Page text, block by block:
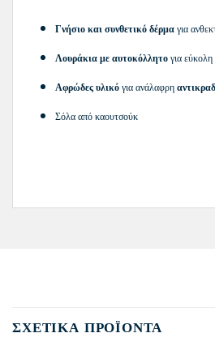
Γνήσιο και συνθετικό δέρμαγια
Λουράκια με αυτοκόλλητογια εύκολη
Αφρώδες υλικόγια ανάλαφρη
Σόλα από καουτσούκ
ΣΧΕΤΙΚΆ ΠΡΟΪΌΝΤΑ